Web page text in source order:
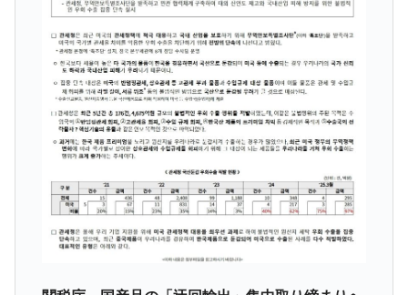
『Money1』
韓国･外為取引量「1日当たり1,214.4億ド
ル」まで拡大 ⇒ 海外資金の動きに強く左右される状態
『Money1』
韓国･帰ってきた李在明。李在明を支持しな
い「50.5％」に上昇
『Money1』
韓国大統領府ボンクラ政策室長が告発され
た ⇒ 国家が行った恐るべき株価操作であり、空前の国政壟
『Money1』
韓国･警察職員が「丸刈りになって抗議活
『Money1』
中国だけが鉄鋼輸出を異常増加させる ⇒ 中
国の過剰生産が世界を蝕む。